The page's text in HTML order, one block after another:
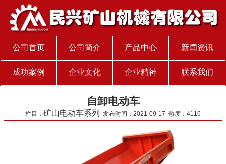
公司首页 公司简介 产品中心 新闻资讯
成功案例 企业文化 企业精神 联系我们
自卸电动车
栏目： 矿山电动车系列 发布时间：2021-09-17 热度：4116